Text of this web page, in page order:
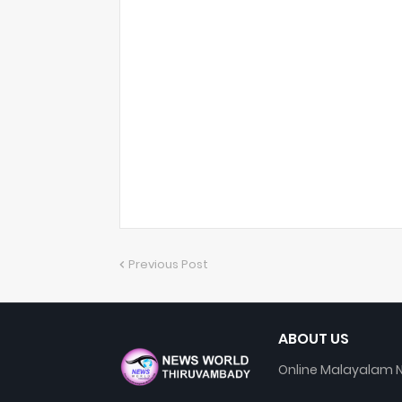
Previous Post
ABOUT US
Online Malayalam